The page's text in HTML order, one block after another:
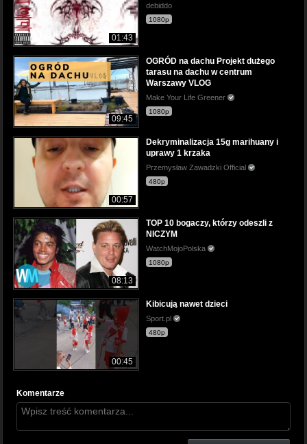
01:43
debiddo
1080p
09:45
OGRÓD na dachu Projekt dużego
tarasu na dachu w centrum
Warszawy VLOG
Make Your Life Greener
1080p
00:57
Dekryminalizacja 15g marihuany i
uprawy 1 krzaka
Przemysław Zawadzki Official
480p
08:13
TOP 10 bogaczy, którzy odeszli z
NICZYM
WatchMojoPolska
1080p
00:45
Kibicują nawet dzieci
Sport.pl
480p
Komentarze